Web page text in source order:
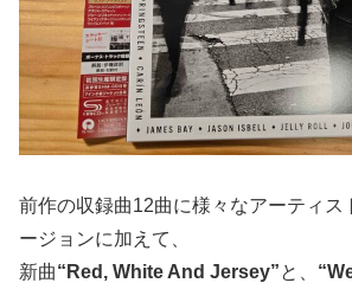
前作の収録曲12曲に様々なアーティス
ージョンに加えて、
新曲“Red, White And Jersey”と、